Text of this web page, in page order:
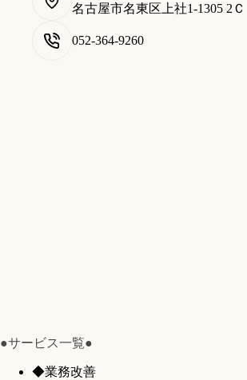
名古屋市名東区上社1-1305 2Ｃ
052-364-9260
●サービス一覧●
◆業務改善